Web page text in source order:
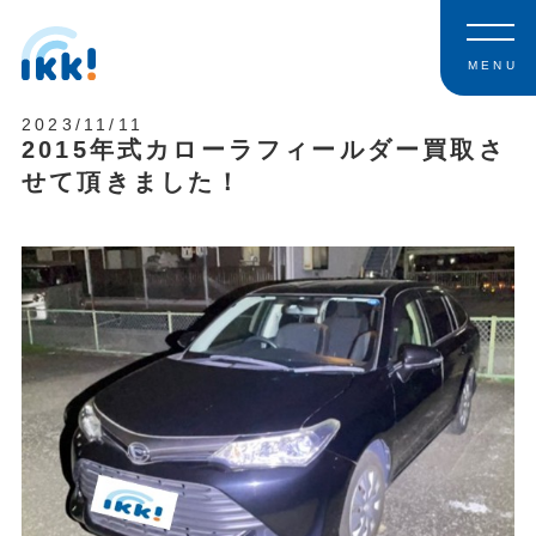
MENU
2023/11/11
2015年式カローラフィールダー買取さ
せて頂きました！